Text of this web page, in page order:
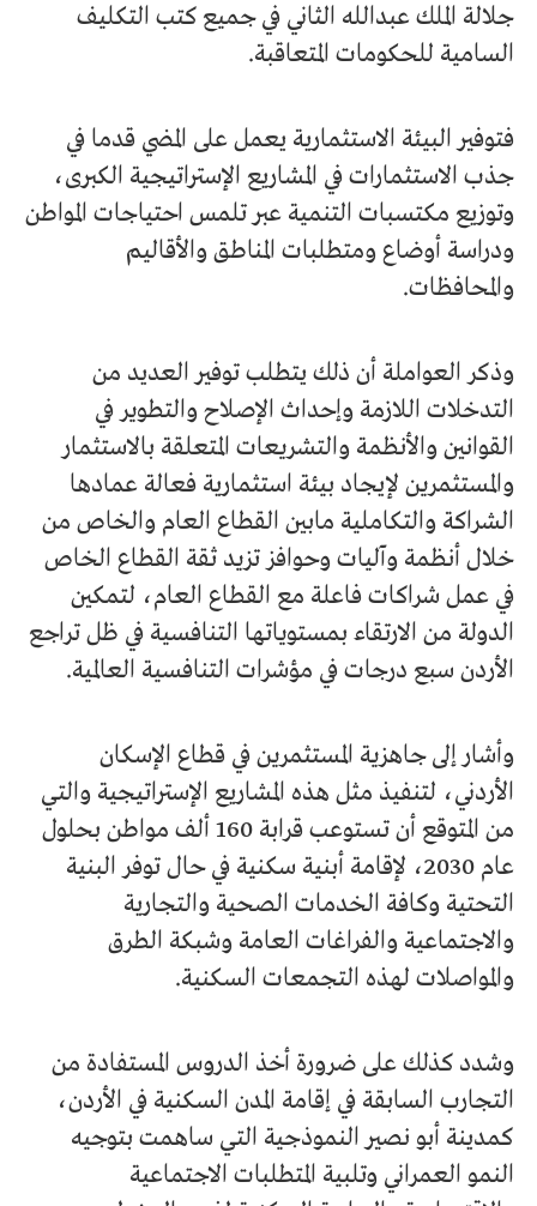
جلالة الملك عبدالله الثاني في جميع كتب التكليف
السامية للحكومات المتعاقبة.
فتوفير البيئة الاستثمارية يعمل على المضي قدما في
جذب الاستثمارات في المشاريع الإستراتيجية الكبرى،
وتوزيع مكتسبات التنمية عبر تلمس احتياجات المواطن
ودراسة أوضاع ومتطلبات المناطق والأقاليم
والمحافظات.
وذكر العواملة أن ذلك يتطلب توفير العديد من
التدخلات اللازمة وإحداث الإصلاح والتطوير في
القوانين والأنظمة والتشريعات المتعلقة بالاستثمار
والمستثمرين لإيجاد بيئة استثمارية فعالة عمادها
الشراكة والتكاملية مابين القطاع العام والخاص من
خلال أنظمة وآليات وحوافز تزيد ثقة القطاع الخاص
في عمل شراكات فاعلة مع القطاع العام، لتمكين
الدولة من الارتقاء بمستوياتها التنافسية في ظل تراجع
الأردن سبع درجات في مؤشرات التنافسية العالمية.
وأشار إلى جاهزية المستثمرين في قطاع الإسكان
الأردني، لتنفيذ مثل هذه المشاريع الإستراتيجية والتي
من المتوقع أن تستوعب قرابة 160 ألف مواطن بحلول
عام 2030، لإقامة أبنية سكنية في حال توفر البنية
التحتية وكافة الخدمات الصحية والتجارية
والاجتماعية والفراغات العامة وشبكة الطرق
والمواصلات لهذه التجمعات السكنية.
وشدد كذلك على ضرورة أخذ الدروس المستفادة من
التجارب السابقة في إقامة المدن السكنية في الأردن،
كمدينة أبو نصير النموذجية التي ساهمت بتوجيه
النمو العمراني وتلبية المتطلبات الاجتماعية